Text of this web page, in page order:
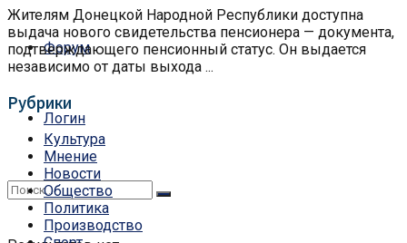
Форум
Логин
Жителям Донецкой Народной Республики доступна
выдача нового свидетельства пенсионера — документа,
подтверждающего пенсионный статус. Он выдается
независимо от даты выхода ...
Рубрики
Культура
Мнение
Новости
Общество
Политика
Производство